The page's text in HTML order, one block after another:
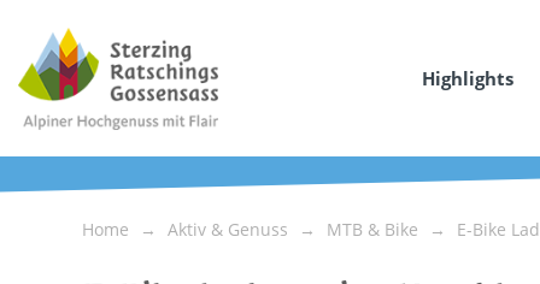
Highlights
Home Aktiv & Genuss MTB & Bike E-Bike